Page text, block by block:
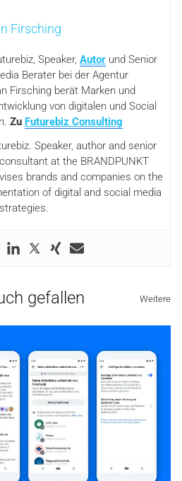
Firsching
Speaker, Autor und Senior
Berater bei der Agentur
Firsching berät Marken und
von digitalen und Social
Zu Futurebiz Consulting
Speaker, author and senior
at the BRANDPUNKT
brands and companies on the
of digital and social media
strategies.
gefallen Weitere